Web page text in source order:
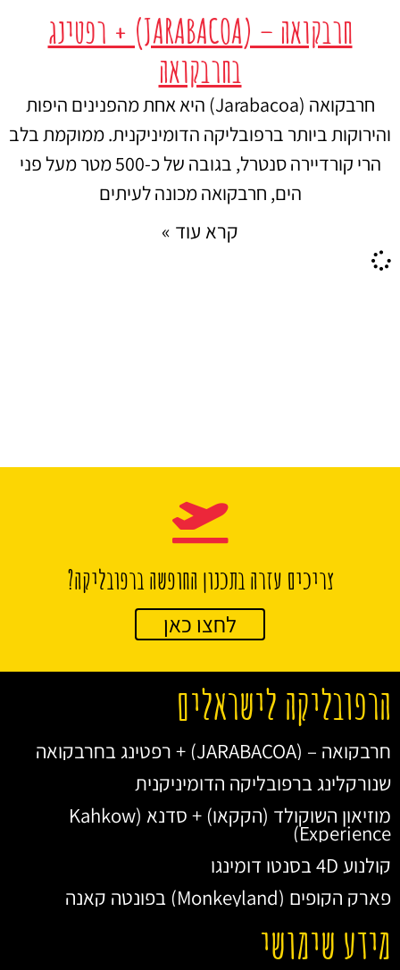
חרבקואה – (JARABACOA) + רפטינג
בחרבקואה
חרבקואה (Jarabacoa) היא אחת מהפנינים היפות
והירוקות ביותר ברפובליקה הדומיניקנית. ממוקמת בלב
הרי קורדיירה סנטרל, בגובה של כ-500 מטר מעל פני
הים, חרבקואה מכונה לעיתים
קרא עוד »
צריכים עזרה בתכנון החופשה ברפובליקה?
לחצו כאן
הרפובליקה לישראלים
חרבקואה – (JARABACOA) + רפטינג בחרבקואה
שנורקלינג ברפובליקה הדומיניקנית
מוזיאון השוקולד (הקקאו) + סדנא (Kahkow
Experience)
קולנוע 4D בסנטו דומינגו
פארק הקופים (Monkeyland) בפונטה קאנה
מידע שימושי